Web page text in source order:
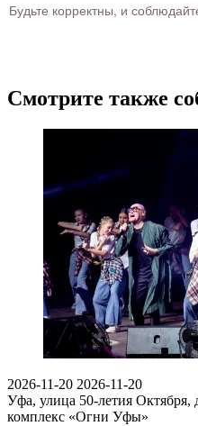
Будьте корректны, и
Смотрите также
2026-11-20 2026-11-20
Уфа, улица 50-летия Октября,
комплекс «Огни Уфы»